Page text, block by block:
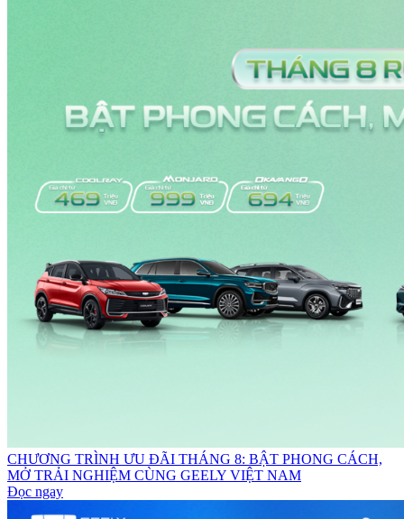
CHƯƠNG TRÌNH ƯU ĐÃI THÁNG 8: BẬT PHONG CÁCH,
MỞ TRẢI NGHIỆM CÙNG GEELY VIỆT NAM
Đọc ngay